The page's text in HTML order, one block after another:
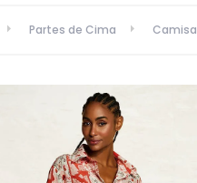
Partes de Cima Camisa